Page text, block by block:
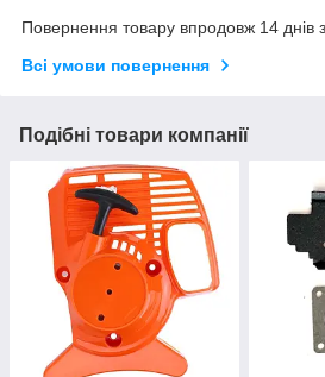
Повернення товару впродовж 14 днів
Всі умови повернення
Подібні товари компанії